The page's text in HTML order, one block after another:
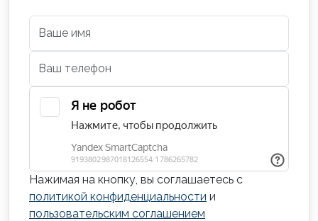
Нажимая на кнопку, вы соглашаетесь с
политикой конфиденциальности и
пользовательским соглашением